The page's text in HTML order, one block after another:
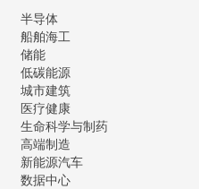
半导体
船舶海工
储能
低碳能源
城市建筑
医疗健康
生命科学与制药
高端制造
新能源汽车
数据中心